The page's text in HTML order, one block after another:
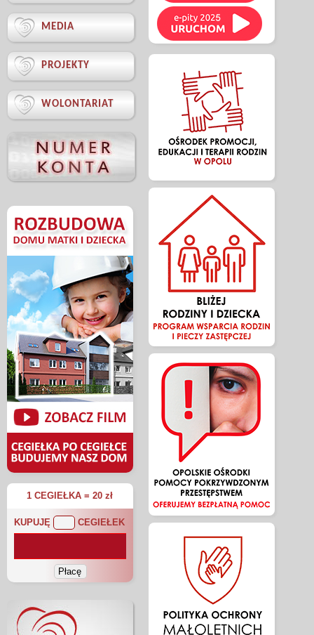
 MEDIA
 PROJEKTY
 WOLONTARIAT
1 CEGIEŁKA = 20 zł
KUPUJĘ CEGIEŁEK